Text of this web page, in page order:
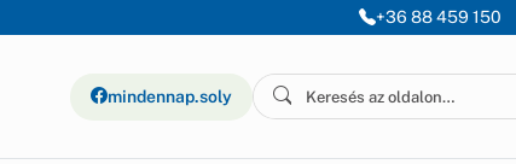
+36 88 459 150
mindennap.soly